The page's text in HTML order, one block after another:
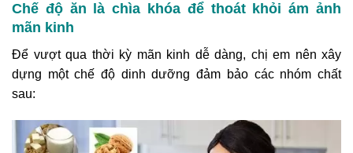
Chế độ ăn là chìa khóa để thoát khỏi ám ảnh
mãn kinh
Để vượt qua thời kỳ mãn kinh dễ dàng, chị em nên xây
dựng một chế độ dinh dưỡng đảm bảo các nhóm chất
sau: